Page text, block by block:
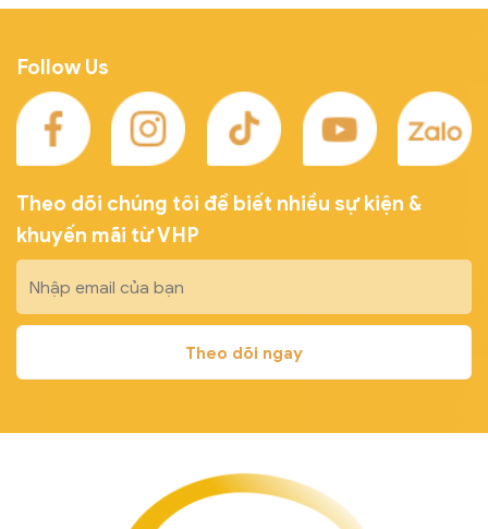
Follow Us
Theo dõi chúng tôi để biết nhiều sự kiện &
khuyến mãi từ VHP